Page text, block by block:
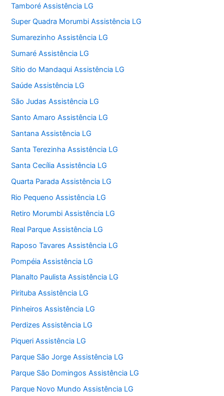
Tamboré Assistência LG
Super Quadra Morumbi Assistência LG
Sumarezinho Assistência LG
Sumaré Assistência LG
Sítio do Mandaqui Assistência LG
Saúde Assistência LG
São Judas Assistência LG
Santo Amaro Assistência LG
Santana Assistência LG
Santa Terezinha Assistência LG
Santa Cecília Assistência LG
Quarta Parada Assistência LG
Rio Pequeno Assistência LG
Retiro Morumbi Assistência LG
Real Parque Assistência LG
Raposo Tavares Assistência LG
Pompéia Assistência LG
Planalto Paulista Assistência LG
Pirituba Assistência LG
Pinheiros Assistência LG
Perdizes Assistência LG
Piqueri Assistência LG
Parque São Jorge Assistência LG
Parque São Domingos Assistência LG
Parque Novo Mundo Assistência LG